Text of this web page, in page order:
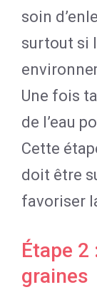
soin
surtout si
Une fois
de l’eau
Cette
doit être
favoriser
Étape
graines